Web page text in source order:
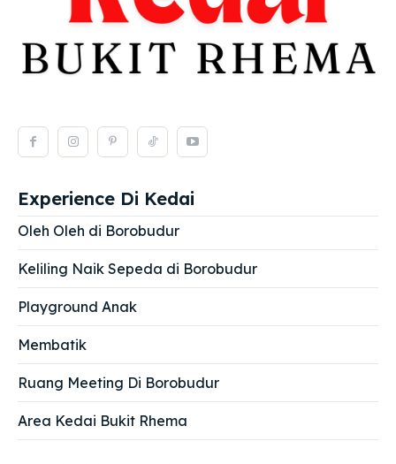
Experience Di Kedai
Oleh Oleh di Borobudur
Keliling Naik Sepeda di Borobudur
Playground Anak
Membatik
Ruang Meeting Di Borobudur
Area Kedai Bukit Rhema